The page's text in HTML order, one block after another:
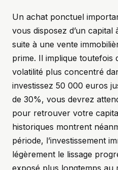
Un achat ponctuel
vous disposez d’un capital
suite à une vente
prime. Il implique toutefois
volatilité plus concentré
investissez 50 000 euros
de 30%, vous devrez
pour retrouver votre
historiques montrent
période, l’investissement
légèrement le lissage